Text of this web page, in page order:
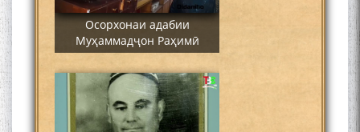
Осорхонаи адабии
Муҳаммадҷон Раҳимӣ